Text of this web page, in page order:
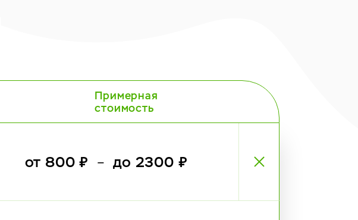
Примерная
стоимость
от 800 ₽ — до 2300 ₽